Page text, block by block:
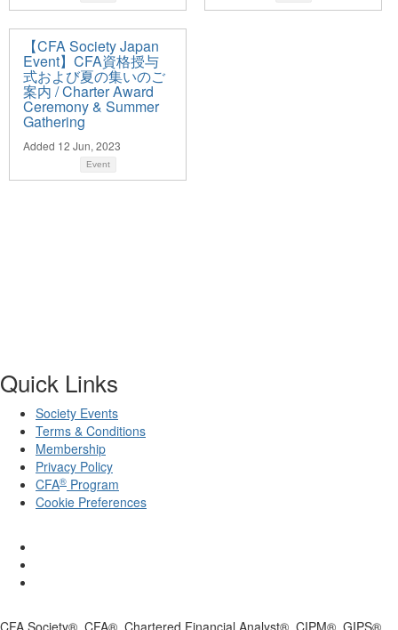
【CFA Society Japan
Event】CFA資格授与
式および夏の集いのご
案内 / Charter Award
Ceremony & Summer
Gathering
Added 12 Jun, 2023
Event
Quick Links
Society Events
Terms & Conditions
Membership
Privacy Policy
CFA® Program
Cookie Preferences
CFA Society®, CFA®, Chartered Financial Analyst®, CIPM®, GIPS®,